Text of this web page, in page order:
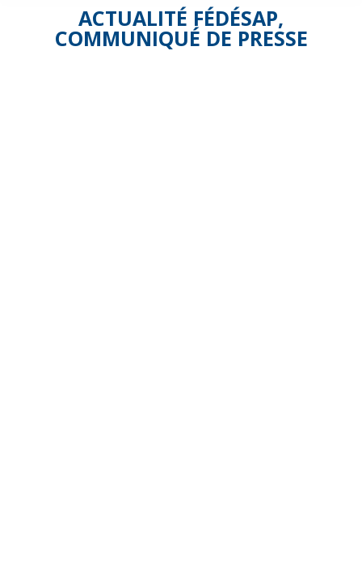
ACTUALITÉ FÉDÉSAP,
COMMUNIQUÉ DE PRESSE